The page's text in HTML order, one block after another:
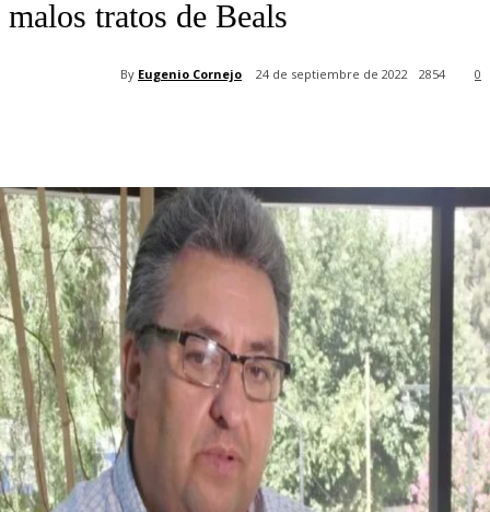
malos tratos de Beals
By Eugenio Cornejo 24 de septiembre de 2022 0
2854